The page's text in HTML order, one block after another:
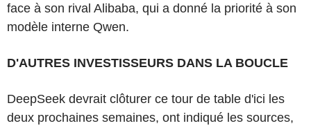
face à son rival Alibaba, qui a donné la priorité à son
modèle interne Qwen.
D'AUTRES INVESTISSEURS DANS LA BOUCLE
DeepSeek devrait clôturer ce tour de table d'ici les
deux prochaines semaines, ont indiqué les sources,